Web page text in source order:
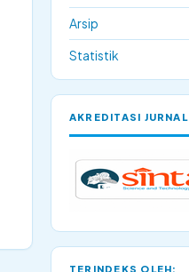
Arsip
Statistik
AKREDITASI JURNAL
TERINDEKS OLEH: